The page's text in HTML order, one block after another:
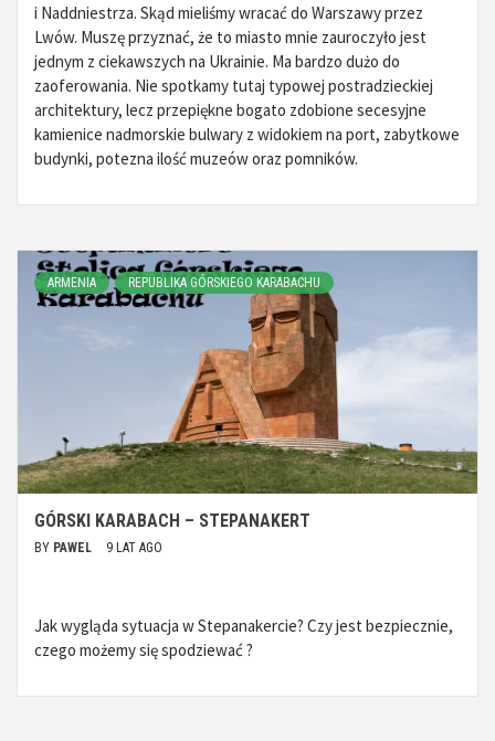
i Naddniestrza. Skąd mieliśmy wracać do Warszawy przez
Lwów. Muszę przyznać, że to miasto mnie zauroczyło jest
jednym z ciekawszych na Ukrainie. Ma bardzo dużo do
zaoferowania. Nie spotkamy tutaj typowej postradzieckiej
architektury, lecz przepiękne bogato zdobione secesyjne
kamienice nadmorskie bulwary z widokiem na port, zabytkowe
budynki, potezna ilość muzeów oraz pomników.
ARMENIA REPUBLIKA GÓRSKIEGO KARABACHU
GÓRSKI KARABACH – STEPANAKERT
BY PAWEL 9 LAT AGO
Jak wygląda sytuacja w Stepanakercie? Czy jest bezpiecznie,
czego możemy się spodziewać ?